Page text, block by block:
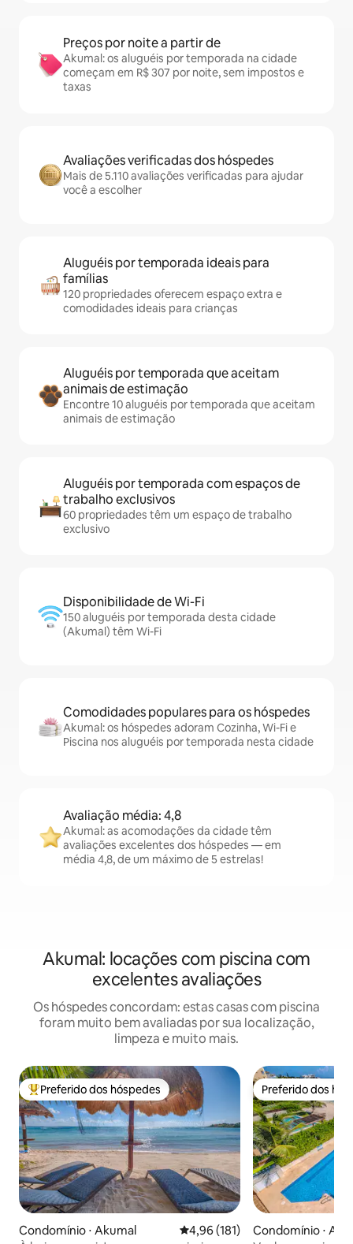
Preços por noite a partir de
Akumal: os aluguéis por temporada na cidade
começam em R$ 307 por noite, sem impostos e
taxas
Avaliações verificadas dos hóspedes
Mais de 5.110 avaliações verificadas para ajudar
você a escolher
Aluguéis por temporada ideais para
famílias
120 propriedades oferecem espaço extra e
comodidades ideais para crianças
Aluguéis por temporada que aceitam
animais de estimação
Encontre 10 aluguéis por temporada que aceitam
animais de estimação
Aluguéis por temporada com espaços de
trabalho exclusivos
60 propriedades têm um espaço de trabalho
exclusivo
Disponibilidade de Wi-Fi
150 aluguéis por temporada desta cidade
(Akumal) têm Wi-Fi
Comodidades populares para os hóspedes
Akumal: os hóspedes adoram Cozinha, Wi-Fi e
Piscina nos aluguéis por temporada nesta cidade
Avaliação média: 4,8
Akumal: as acomodações da cidade têm
avaliações excelentes dos hóspedes — em
média 4,8, de um máximo de 5 estrelas!
Akumal: locações com piscina com
excelentes avaliações
Os hóspedes concordam: estas casas com piscina
foram muito bem avaliadas por sua localização,
limpeza e muito mais.
Entre os melhores preferidos dos hóspedes
Preferido dos hóspedes
Condomínio ⋅ Akumal 4,96 de uma avaliação média de
4,96 (181)
Preferido dos
Preferido dos
Condomínio ⋅